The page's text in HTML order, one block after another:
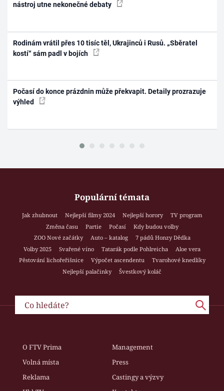
nástroj utne nekonečné debaty
Rodinám vrátil přes 10 tisíc těl, Ukrajinců i Rusů. „Sběratel
kostí“ sám padl v bojích
Počasí do konce prázdnin může překvapit. Detaily prozrazuje
výhled
Populární témata
Jak zhubnout Nejlepší filmy 2024 Nejlepší horory
TV program
Změna času
Partie Počasí
Kdy budou volby
ZOO Nové začátky
Auto – katalog
7 pádů Honzy Dědka
Volby 2025
Svařené víno Tatarák podle Pohlreicha
Aloe vera
Pěstování lichořeřišnice
Výpočet ascendentu
Tvarohové knedlíky
Nejlepší palačinky
Švestkový koláč
O FTV Prima
Management
Volná místa
Press
Reklama
Castingy a výzvy